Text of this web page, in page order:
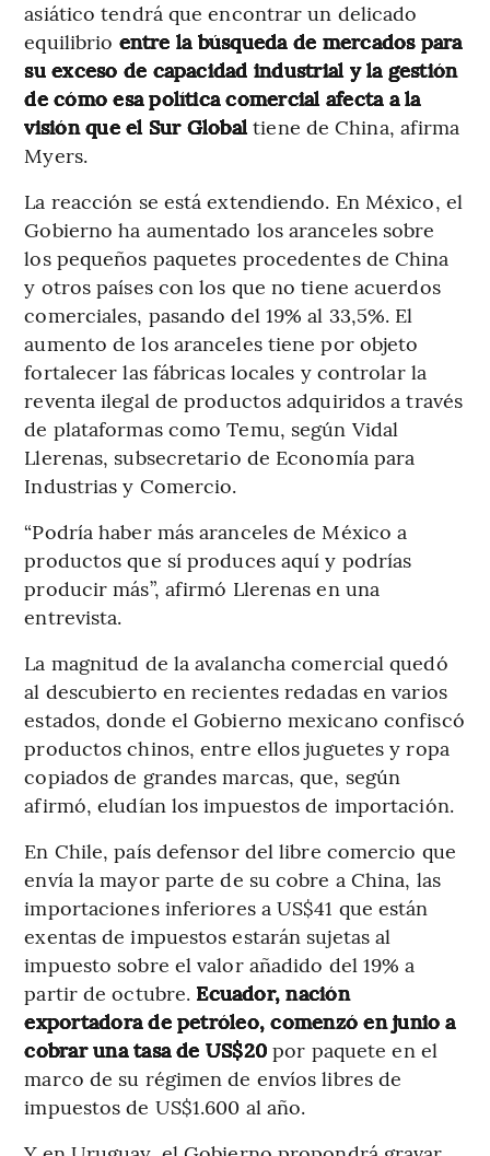
asiático tendrá que encontrar un delicado
equilibrio entre la búsqueda de mercados para
su exceso de capacidad industrial y la gestión
de cómo esa política comercial afecta a la
visión que el Sur Global tiene de China, afirma
Myers.
La reacción se está extendiendo. En México, el
Gobierno ha aumentado los aranceles sobre
los pequeños paquetes procedentes de China
y otros países con los que no tiene acuerdos
comerciales, pasando del 19% al 33,5%. El
aumento de los aranceles tiene por objeto
fortalecer las fábricas locales y controlar la
reventa ilegal de productos adquiridos a través
de plataformas como Temu, según Vidal
Llerenas, subsecretario de Economía para
Industrias y Comercio.
“Podría haber más aranceles de México a
productos que sí produces aquí y podrías
producir más”, afirmó Llerenas en una
entrevista.
La magnitud de la avalancha comercial quedó
al descubierto en recientes redadas en varios
estados, donde el Gobierno mexicano confiscó
productos chinos, entre ellos juguetes y ropa
copiados de grandes marcas, que, según
afirmó, eludían los impuestos de importación.
En Chile, país defensor del libre comercio que
envía la mayor parte de su cobre a China, las
importaciones inferiores a US$41 que están
exentas de impuestos estarán sujetas al
impuesto sobre el valor añadido del 19% a
partir de octubre. Ecuador, nación
exportadora de petróleo, comenzó en junio a
cobrar una tasa de US$20 por paquete en el
marco de su régimen de envíos libres de
impuestos de US$1.600 al año.